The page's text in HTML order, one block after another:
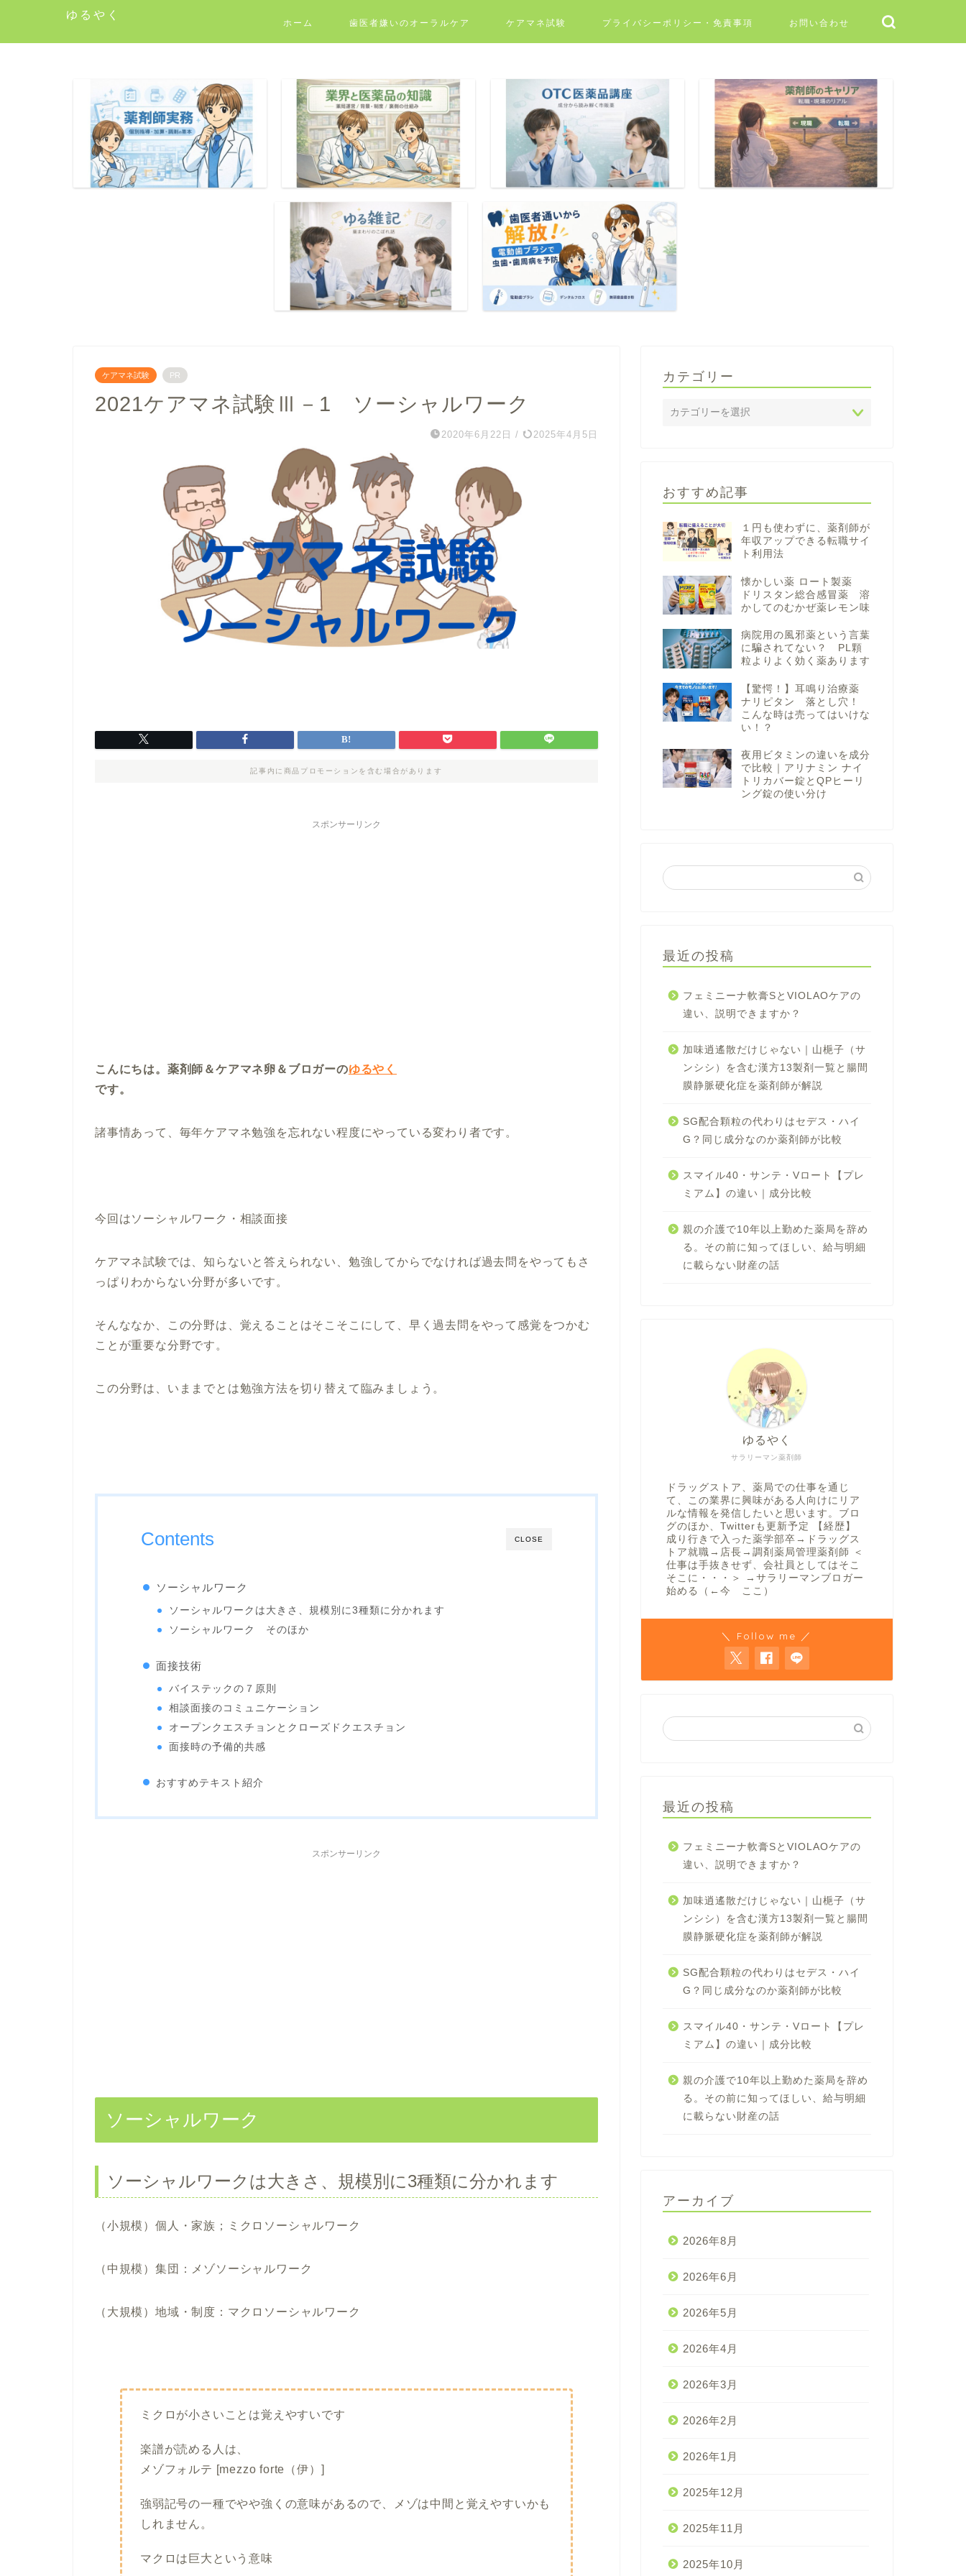
ゆるやく
ホーム 歯医者嫌いのオーラルケア ケアマネ試験 プライバシーポリシー・免責事項 お問い合わせ
ケアマネ試験 PR
2021ケアマネ試験Ⅲ－1 ソーシャルワーク
2020年6月22日 / 2025年4月5日
記事内に商品プロモーションを含む場合があります
スポンサーリンク
こんにちは。薬剤師＆ケアマネ卵＆ブロガーのゆるやく
です。
諸事情あって、毎年ケアマネ勉強を忘れない程度にやっている変わり者です。
今回はソーシャルワーク・相談面接
ケアマネ試験では、知らないと答えられない、勉強してからでなければ過去問をやってもさ
っぱりわからない分野が多いです。
そんななか、この分野は、覚えることはそこそこにして、早く過去問をやって感覚をつかむ
ことが重要な分野です。
この分野は、いままでとは勉強方法を切り替えて臨みましょう。
CLOSE
Contents
ソーシャルワーク
ソーシャルワークは大きさ、規模別に3種類に分かれます
ソーシャルワーク そのほか
面接技術
バイステックの７原則
相談面接のコミュニケーション
オープンクエスチョンとクローズドクエスチョン
面接時の予備的共感
おすすめテキスト紹介
スポンサーリンク
ソーシャルワーク
ソーシャルワークは大きさ、規模別に3種類に分かれます
（小規模）個人・家族；ミクロソーシャルワーク
（中規模）集団：メゾソーシャルワーク
（大規模）地域・制度：マクロソーシャルワーク
ミクロが小さいことは覚えやすいです
楽譜が読める人は、
メゾフォルテ [mezzo forte（伊）]
強弱記号の一種でやや強くの意味があるので、メゾは中間と覚えやすいかも
しれません。
マクロは巨大という意味
カテゴリー
おすすめ記事
１円も使わずに、薬剤師が
年収アップできる転職サイ
ト利用法
懐かしい薬 ロート製薬
ドリスタン総合感冒薬 溶
かしてのむかぜ薬レモン味
病院用の風邪薬という言葉
に騙されてない？ PL顆
粒よりよく効く薬あります
【驚愕！】耳鳴り治療薬
ナリピタン 落とし穴！
こんな時は売ってはいけな
い！？
夜用ビタミンの違いを成分
で比較｜アリナミン ナイ
トリカバー錠とQPヒーリ
ング錠の使い分け
最近の投稿
フェミニーナ軟膏SとVIOLAOケアの
違い、説明できますか？
加味逍遙散だけじゃない｜山梔子（サ
ンシシ）を含む漢方13製剤一覧と腸間
膜静脈硬化症を薬剤師が解説
SG配合顆粒の代わりはセデス・ハイ
G？同じ成分なのか薬剤師が比較
スマイル40・サンテ・Vロート【プレ
ミアム】の違い｜成分比較
親の介護で10年以上勤めた薬局を辞め
る。その前に知ってほしい、給与明細
に載らない財産の話
サラリーマン薬剤師
ゆるやく
ドラッグストア、薬局での仕事を通じ
て、この業界に興味がある人向けにリア
ルな情報を発信したいと思います。ブロ
グのほか、Twitterも更新予定 【経歴】
成り行きで入った薬学部卒→ドラッグス
トア就職→店長→調剤薬局管理薬剤師 ＜
仕事は手抜きせず、会社員としてはそこ
そこに・・・＞ →サラリーマンブロガー
始める（←今 ここ）
＼ Follow me ／
最近の投稿
フェミニーナ軟膏SとVIOLAOケアの
違い、説明できますか？
加味逍遙散だけじゃない｜山梔子（サ
ンシシ）を含む漢方13製剤一覧と腸間
膜静脈硬化症を薬剤師が解説
SG配合顆粒の代わりはセデス・ハイ
G？同じ成分なのか薬剤師が比較
スマイル40・サンテ・Vロート【プレ
ミアム】の違い｜成分比較
親の介護で10年以上勤めた薬局を辞め
る。その前に知ってほしい、給与明細
に載らない財産の話
アーカイブ
2026年8月
2026年6月
2026年5月
2026年4月
2026年3月
2026年2月
2026年1月
2025年12月
2025年11月
2025年10月